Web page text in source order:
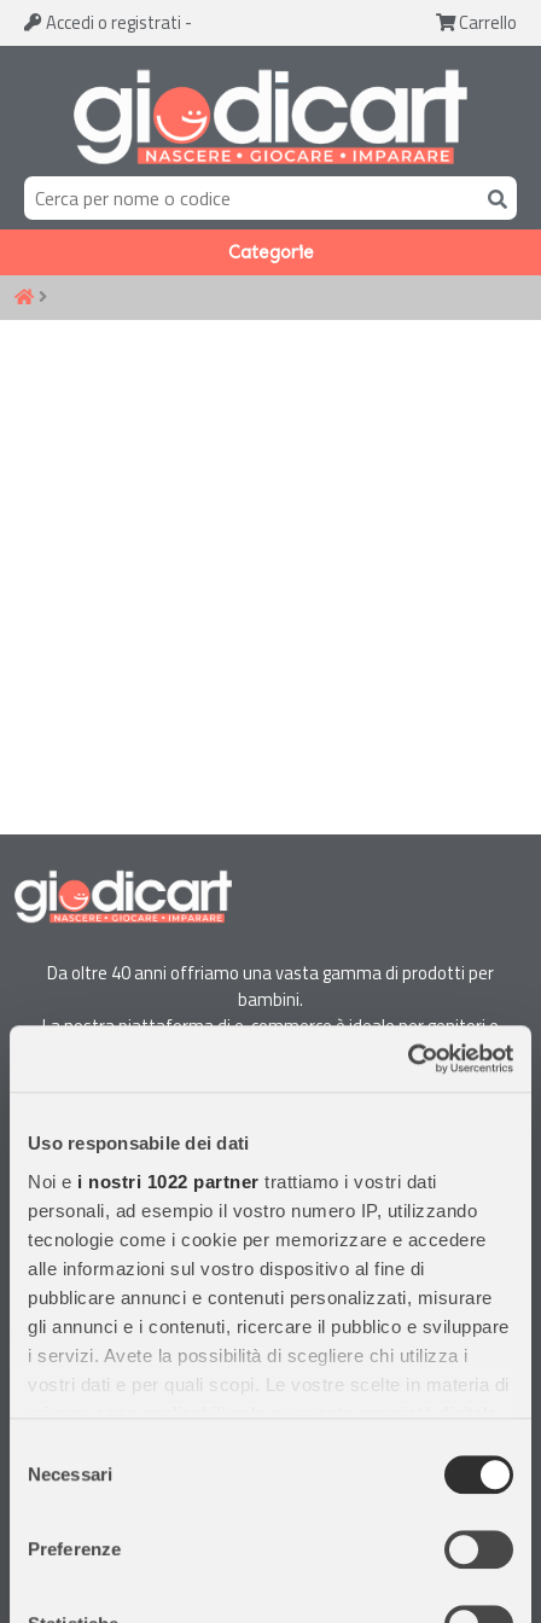
Uso responsabile dei dati
Noi e i nostri 1022 partner trattiamo i vostri dati
personali, ad esempio il vostro numero IP, utilizzando
tecnologie come i cookie per memorizzare e accedere
alle informazioni sul vostro dispositivo al fine di
pubblicare annunci e contenuti personalizzati, misurare
gli annunci e i contenuti, ricercare il pubblico e sviluppare
i servizi. Avete la possibilità di scegliere chi utilizza i
vostri dati e per quali scopi. Le vostre scelte in materia di
modificare o revocare il proprio consenso in qualsiasi
momento dalla Dichiarazione sui cookie o facendo clic
delNecessari
Preferenze
Accedi o registrati - Carrello
Categorie
Da oltre 40 anni offriamo una vasta gamma di prodotti per
bambini.
La nostra piattaforma di e-commerce è ideale per genitori e
specialisti alla ricerca di giocattoli, articoli per l'infanzia, cancelleria e
soddisfare le esigenze dei clienti.
Informazioni
Assistenza Clienti
Chi siamo
Privacy Policy
Cataloghi
Volantini